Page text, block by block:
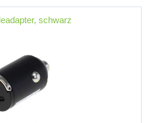
schwarz